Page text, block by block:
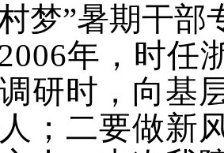
梦”暑期干部
年，时任
研时，向基
；二要做新